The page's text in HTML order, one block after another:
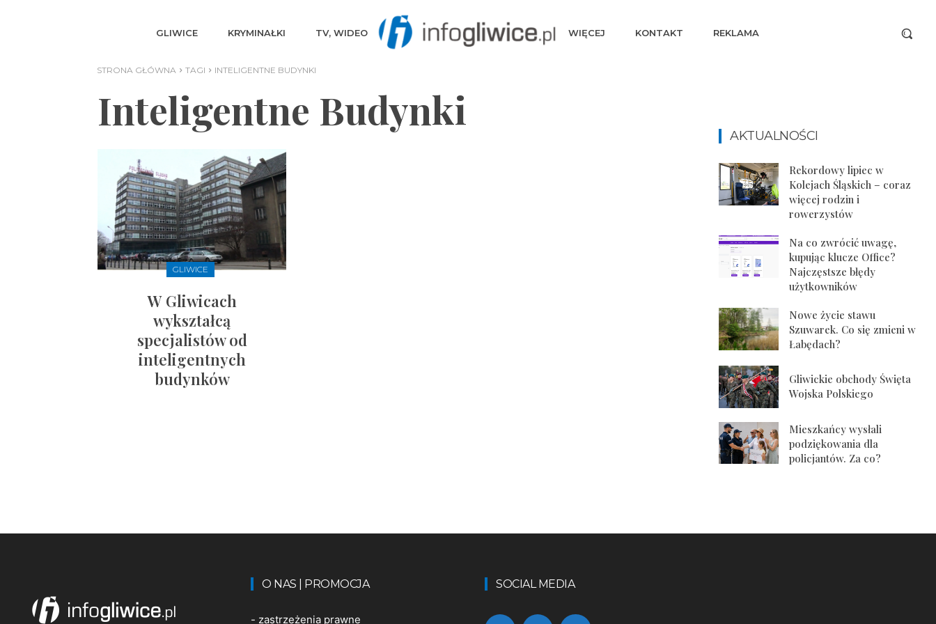
GLIWICE KRYMINAŁKI TV, WIDEO WIĘCEJ KONTAKT REKLAMA
STRONA GŁÓWNA TAGI INTELIGENTNE BUDYNKI
Inteligentne Budynki
GLIWICE
W Gliwicach
wykształcą
specjalistów od
inteligentnych
budynków
AKTUALNOŚCI
Rekordowy lipiec w
Kolejach Śląskich – coraz
więcej rodzin i
rowerzystów
Na co zwrócić uwagę,
kupując klucze Office?
Najczęstsze błędy
użytkowników
Nowe życie stawu
Szuwarek. Co się zmieni w
Łabędach?
Gliwickie obchody Święta
Wojska Polskiego
Mieszkańcy wysłali
podziękowania dla
policjantów. Za co?
O NAS | PROMOCJA
- zastrzeżenia prawne
SOCIAL MEDIA